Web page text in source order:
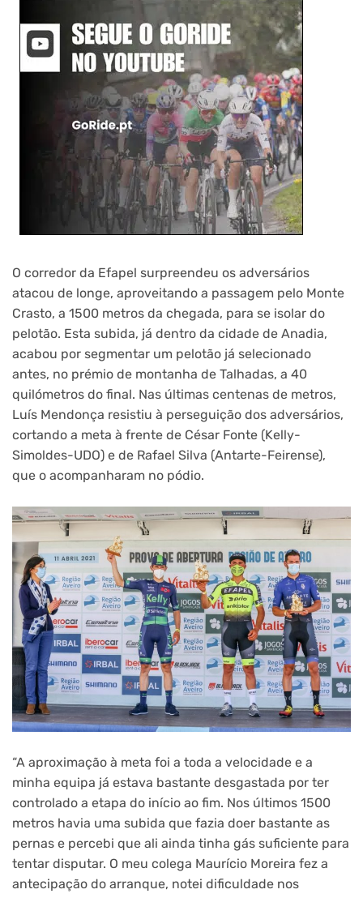
O corredor da Efapel surpreendeu os adversários
atacou de longe, aproveitando a passagem pelo Monte
Crasto, a 1500 metros da chegada, para se isolar do
pelotão. Esta subida, já dentro da cidade de Anadia,
acabou por segmentar um pelotão já selecionado
antes, no prémio de montanha de Talhadas, a 40
quilómetros do final. Nas últimas centenas de metros,
Luís Mendonça resistiu à perseguição dos adversários,
cortando a meta à frente de César Fonte (Kelly-
Simoldes-UDO) e de Rafael Silva (Antarte-Feirense),
que o acompanharam no pódio.
“A aproximação à meta foi a toda a velocidade e a
minha equipa já estava bastante desgastada por ter
controlado a etapa do início ao fim. Nos últimos 1500
metros havia uma subida que fazia doer bastante as
pernas e percebi que ali ainda tinha gás suficiente para
tentar disputar. O meu colega Maurício Moreira fez a
antecipação do arranque, notei dificuldade nos